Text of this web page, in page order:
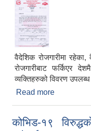
वैदेशिक रोजगारीमा
रोजगारीबाट फर्किएर
व्यक्तिहरुको विवरण उपलब्ध
Read more
कोभिड-१९